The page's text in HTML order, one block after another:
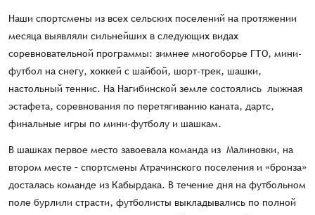
Наши спортсмены из всех сельских поселений на протяжении
месяца выявляли сильнейших в следующих видах
соревновательной программы: зимнее многоборье ГТО, мини-
футбол на снегу, хоккей с шайбой, шорт-трек, шашки,
настольный теннис. На Нагибинской земле состоялись лыжная
эстафета, соревнования по перетягиванию каната, дартс,
финальные игры по мини-футболу и шашкам.
В шашках первое место завоевала команда из Малиновки, на
втором месте – спортсмены Атрачинского поселения и «бронза»
досталась команде из Кабырдака. В течение дня на футбольном
поле бурлили страсти, футболисты выкладывались по полной